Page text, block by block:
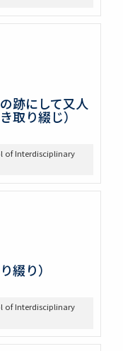
跡にして又人
取り綴じ）
of Interdisciplinary
綴り）
of Interdisciplinary